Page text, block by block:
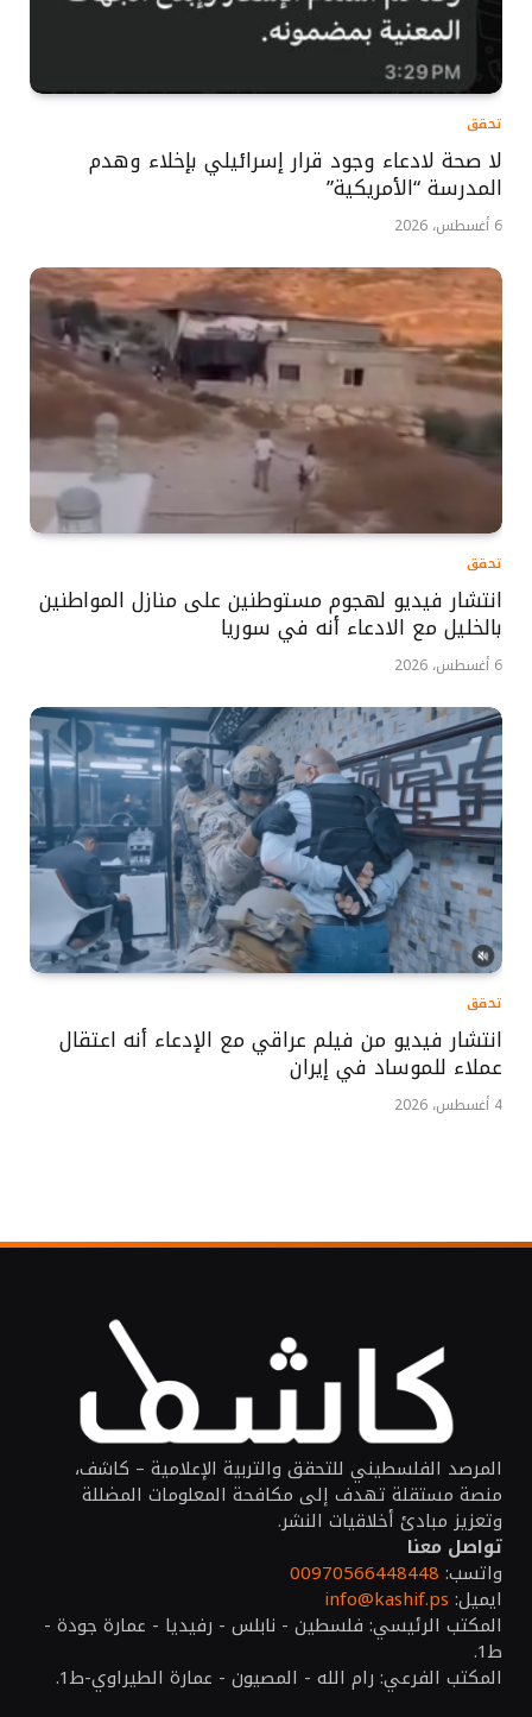
تحقق
لا صحة لادعاء وجود قرار إسرائيلي بإخلاء وهدم
المدرسة “الأمريكية”
6 أغسطس، 2026
تحقق
انتشار فيديو لهجوم مستوطنين على منازل المواطنين
بالخليل مع الادعاء أنه في سوريا
6 أغسطس، 2026
تحقق
انتشار فيديو من فيلم عراقي مع الإدعاء أنه اعتقال
عملاء للموساد في إيران
4 أغسطس، 2026
المرصد الفلسطيني للتحقق والتربية الإعلامية – كاشف،
منصة مستقلة تهدف إلى مكافحة المعلومات المضللة
وتعزيز مبادئ أخلاقيات النشر.
تواصل معنا
واتسب: 00970566448448
ايميل: info@kashif.ps
المكتب الرئيسي: فلسطين - نابلس - رفيديا - عمارة جودة -
ط1.
المكتب الفرعي: رام الله - المصيون - عمارة الطيراوي-ط1.